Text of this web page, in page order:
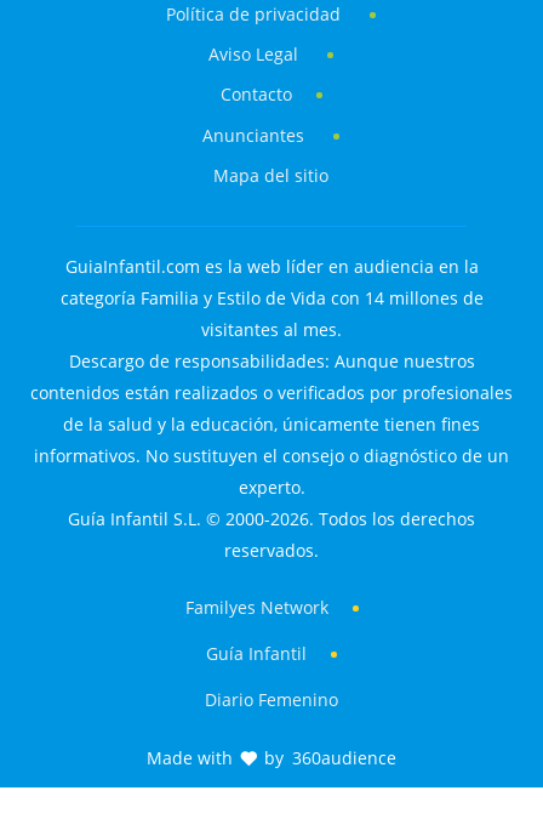
Política de privacidad
Aviso Legal
Contacto
Anunciantes
Mapa del sitio
GuiaInfantil.com es la web líder en audiencia en la
categoría Familia y Estilo de Vida con 14 millones de
visitantes al mes.
Descargo de responsabilidades: Aunque nuestros
contenidos están realizados o verificados por profesionales
de la salud y la educación, únicamente tienen fines
informativos. No sustituyen el consejo o diagnóstico de un
experto.
Guía Infantil S.L. © 2000-2026. Todos los derechos
reservados.
Familyes Network
Guía Infantil
Diario Femenino
Made with by 360audience